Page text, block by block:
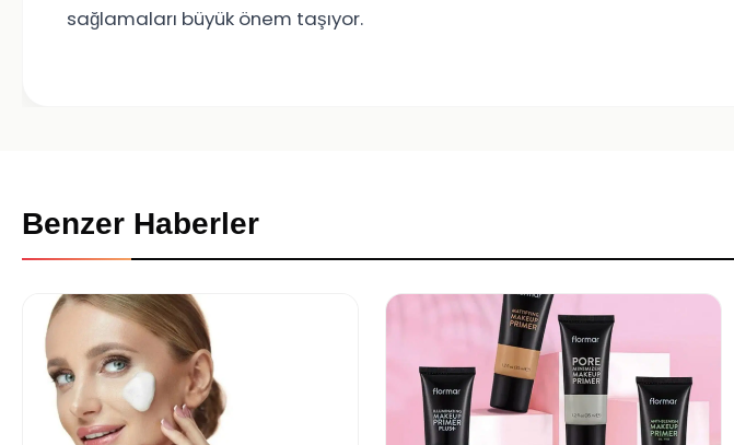
sağlamaları büyük önem taşıyor.
Benzer Haberler